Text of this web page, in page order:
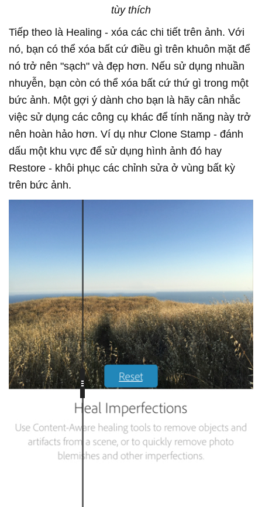
tùy thích
Tiếp theo là Healing - xóa các chi tiết trên ảnh. Với
nó, bạn có thể xóa bất cứ điều gì trên khuôn mặt để
nó trở nên "sạch" và đẹp hơn. Nếu sử dụng nhuần
nhuyễn, bạn còn có thể xóa bất cứ thứ gì trong một
bức ảnh. Một gợi ý dành cho bạn là hãy cân nhắc
việc sử dụng các công cụ khác để tính năng này trở
nên hoàn hảo hơn. Ví dụ như Clone Stamp - đánh
dấu một khu vực để sử dụng hình ảnh đó hay
Restore - khôi phục các chỉnh sửa ở vùng bất kỳ
trên bức ảnh.